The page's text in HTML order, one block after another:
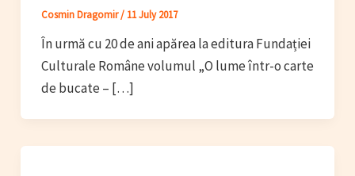
Cosmin Dragomir/ 11 July 2017
În urmă cu 20 de ani apărea la editura Fundației
Culturale Române volumul „O lume într-o carte
de bucate – […]